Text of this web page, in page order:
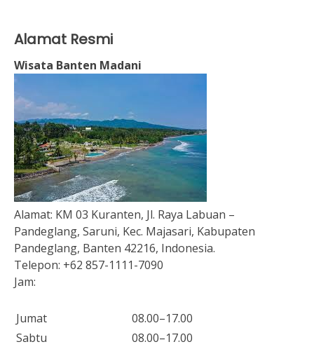
Alamat Resmi
Wisata Banten Madani
Alamat: KM 03 Kuranten, Jl. Raya Labuan –
Pandeglang, Saruni, Kec. Majasari, Kabupaten
Pandeglang, Banten 42216, Indonesia.
Telepon: +62 857-1111-7090
Jam:
Jumat
08.00–17.00
Sabtu
08.00–17.00